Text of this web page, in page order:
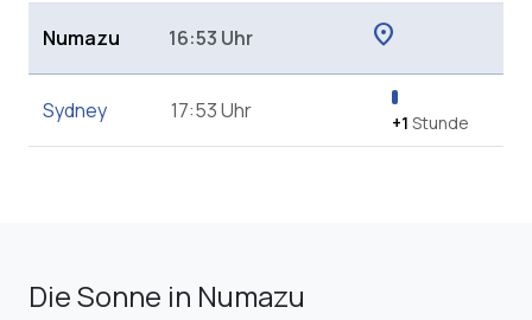
Numazu 16:53 Uhr location_on
Sydney 17:53 Uhr +1 Stunde
Die Sonne in Numazu